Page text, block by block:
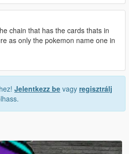
chain that has the cards thats in
as only the pokemon name one in
Jelentkezz be vagy regisztrálj